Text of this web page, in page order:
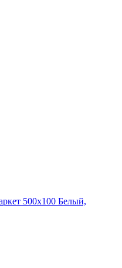
500х100 Белый,